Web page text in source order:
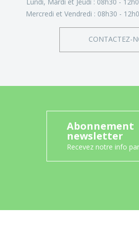
Mercredi et Vendredi : 08h30 -
CONTACTEZ-
Abonnement
newsletter
Recevez notre info